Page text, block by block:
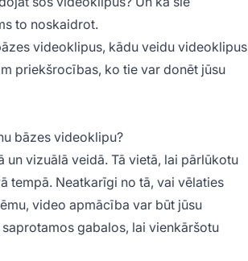
to noskaidrot.
videoklipus, kādu veidu videoklipus
priekšrocības, ko tie var donēt jūsu
bāzes videoklipu?
vizuālā veidā. Tā vietā, lai pārlūkotu
tempā. Neatkarīgi no tā, vai vēlaties
video apmācība var būt jūsu
gabalos, lai vienkāršotu